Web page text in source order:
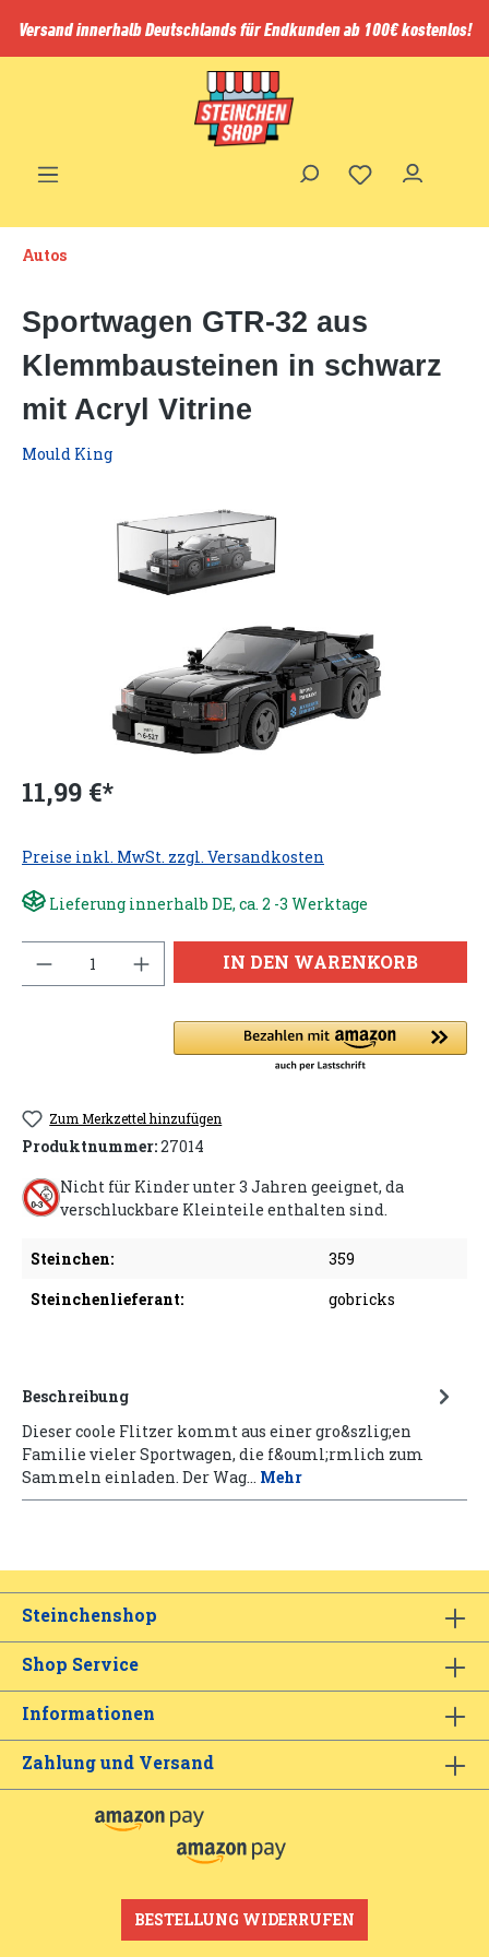
springen
Versand innerhalb Deutschlands für Endkunden ab 100€ kostenlos!
Autos
Sportwagen GTR-32 aus
Klemmbausteinen in schwarz
mit Acryl Vitrine
Mould King
11,99 €*
Preise inkl. MwSt. zzgl. Versandkosten
Lieferung innerhalb DE, ca. 2 -3 Werktage
IN DEN WARENKORB
Zum Merkzettel hinzufügen
Produktnummer:27014
Nicht für Kinder unter 3 Jahren geeignet, da
verschluckbare Kleinteile enthalten sind.
Steinchen:
359
Steinchenlieferant:
gobricks
Beschreibung
Dieser coole Flitzer kommt aus einer gro&szlig;en
Familie vieler Sportwagen, die f&ouml;rmlich zum
Sammeln einladen. Der Wag… Mehr
Steinchenshop
Shop Service
Informationen
Zahlung und Versand
BESTELLUNG WIDERRUFEN